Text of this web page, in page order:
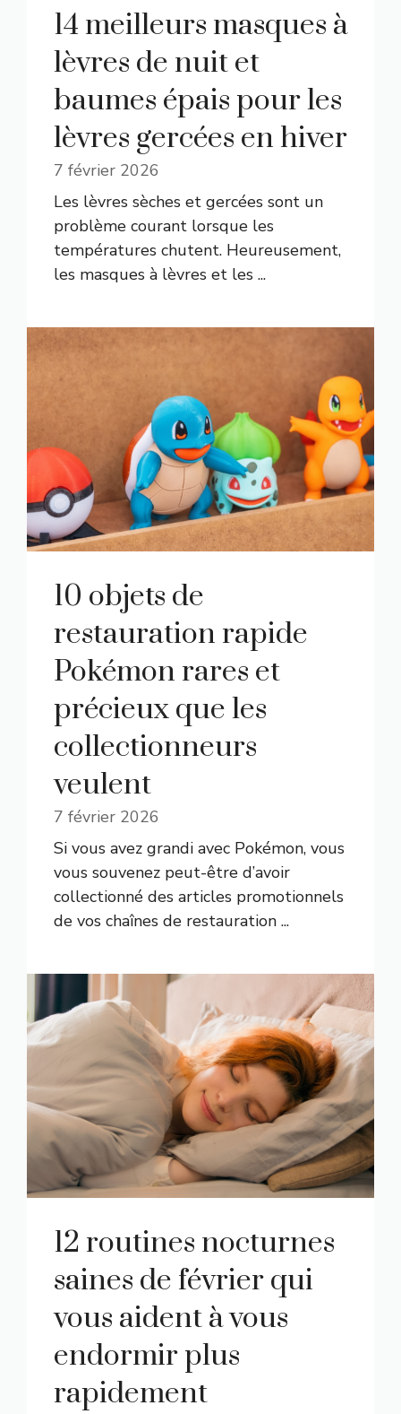
14 meilleurs masques à
lèvres de nuit et
baumes épais pour les
lèvres gercées en hiver
7 février 2026
Les lèvres sèches et gercées sont un
problème courant lorsque les
températures chutent. Heureusement,
les masques à lèvres et les ...
10 objets de
restauration rapide
Pokémon rares et
précieux que les
collectionneurs
veulent
7 février 2026
Si vous avez grandi avec Pokémon, vous
vous souvenez peut-être d’avoir
collectionné des articles promotionnels
de vos chaînes de restauration ...
12 routines nocturnes
saines de février qui
vous aident à vous
endormir plus
rapidement